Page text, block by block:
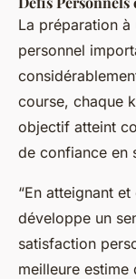
La préparation à
personnel
course, chaque
objectif atteint
de confiance en
“En atteignant
développe un
satisfaction
meilleure estime